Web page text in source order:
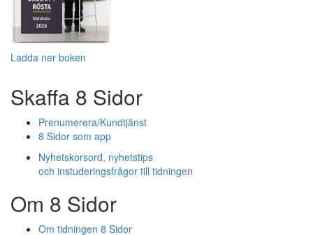
Ladda ner boken
Skaffa 8 Sidor
Prenumerera/Kundtjänst
8 Sidor som app
Nyhetskorsord, nyhetstips
och instuderingsfrågor till tidningen
Om 8 Sidor
Om tidningen 8 Sidor